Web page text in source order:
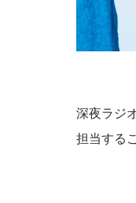
――オー
山田「自
――今シー
山田「そ
深夜ラジ
担当する